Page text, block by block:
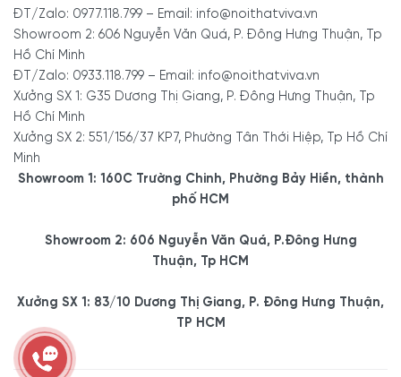
ĐT/Zalo: 0977.118.799 – Email: info@noithatviva.vn
Showroom 2: 606 Nguyễn Văn Quá, P. Đông Hưng Thuận, Tp
Hồ Chí Minh
ĐT/Zalo: 0933.118.799 – Email: info@noithatviva.vn
Xưởng SX 1: G35 Dương Thị Giang, P. Đông Hưng Thuận, Tp
Hồ Chí Minh
Xưởng SX 2: 551/156/37 KP7, Phường Tân Thới Hiệp, Tp Hồ Chí
Minh
Showroom 1: 160C Trường Chinh, Phường Bảy Hiền, thành
phố HCM
Showroom 2: 606 Nguyễn Văn Quá, P.Đông Hưng
Thuận, Tp HCM
Xưởng SX 1: 83/10 Dương Thị Giang, P. Đông Hưng Thuận,
TP HCM